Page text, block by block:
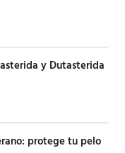
y Dutasterida
protege tu pelo